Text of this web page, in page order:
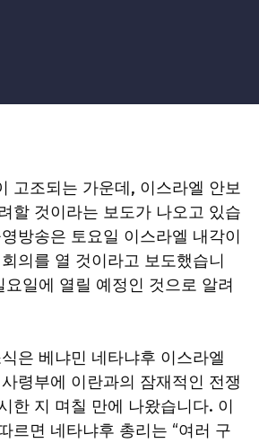
고조되는 가운데, 이스라엘 안보
할 것이라는 보도가 나오고 있습
방송은 토요일 이스라엘 내각이
의를 열 것이라고 보도했습니
일에 열릴 예정인 것으로 알려
은 베냐민 네타냐후 이스라엘
령부에 이란과의 잠재적인 전쟁
한 지 며칠 만에 나왔습니다. 이
르면 네타냐후 총리는 “여러 구